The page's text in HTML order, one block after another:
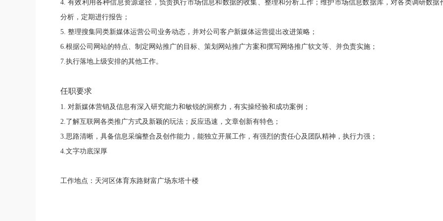
4. 有效利用各种信息资源途径，负责执行市场信息和数据的收集、整理和分析工作；维护市场信息数据库，对各类调研数据
分析，定期进行报告；
5. 整理搜集同类新媒体运营公司业务动态，并对公司客户新媒体运营提出改进策略；
6.根据公司网站的特点、制定网站推广的目标、策划网站推广方案和撰写网络推广软文等、并负责实施；
7.执行落地上级安排的其他工作。
任职要求
1. 对新媒体营销及信息有深入研究能力和敏锐的洞察力，有实操经验和成功案例；
2.了解互联网各类推广方式及新颖的玩法；反应迅速，文章创新有特色；
3.思路清晰，具备信息采编整合及创作能力，能独立开展工作，有强烈的责任心及团队精神，执行力强；
4.文字功底深厚
工作地点： 天河区体育东路财富广场东塔十楼